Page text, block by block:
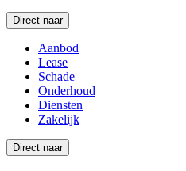
Direct naar
Aanbod
Lease
Schade
Onderhoud
Diensten
Zakelijk
Direct naar